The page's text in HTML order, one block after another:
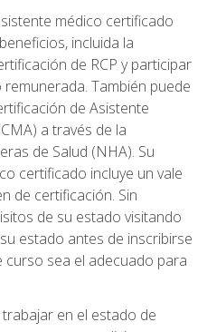
médico certificado
incluida la
de RCP y participar
También puede
de Asistente
a través de la
de Salud (NHA). Su
certificado incluye un vale
de certificación. Sin
de su estado visitando
estado antes de inscribirse
sea el adecuado para
en el estado de